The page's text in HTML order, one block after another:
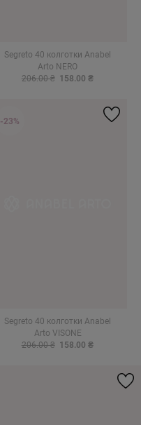
Segreto 40 колготки Anabel
Arto NERO
206.00 ₴ 158.00 ₴
Segreto 40 колготки Anabel
Arto VISONE
206.00 ₴ 158.00 ₴
-23%